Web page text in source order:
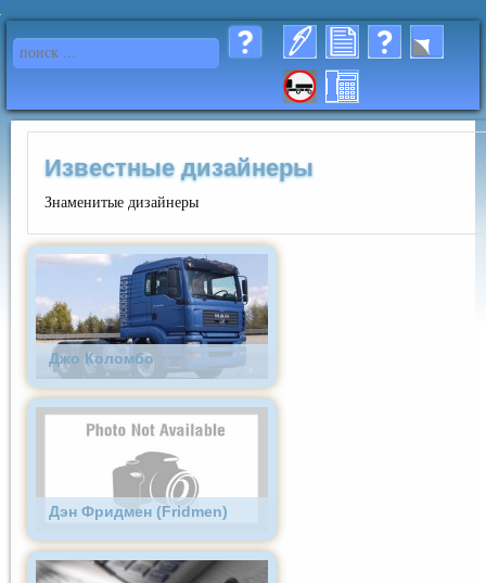
Известные дизайнеры
Знаменитые дизайнеры
Джо Коломбо
Дэн Фридмен (Fridmen)